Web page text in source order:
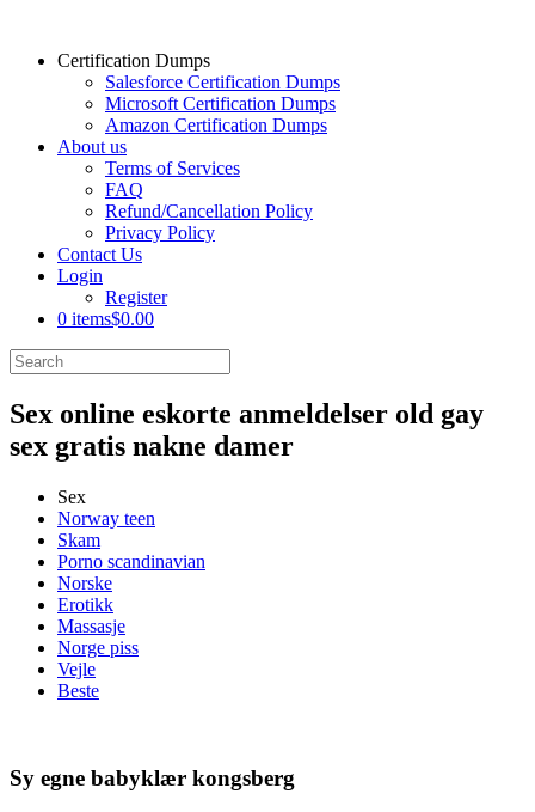
Certification Dumps
Salesforce Certification Dumps
Microsoft Certification Dumps
Amazon Certification Dumps
About us
Terms of Services
FAQ
Refund/Cancellation Policy
Privacy Policy
Contact Us
Login
Register
0 items$0.00
Sex online eskorte anmeldelser old gay
sex gratis nakne damer
Sex
Norway teen
Skam
Porno scandinavian
Norske
Erotikk
Massasje
Norge piss
Vejle
Beste
Sy egne babyklær kongsberg